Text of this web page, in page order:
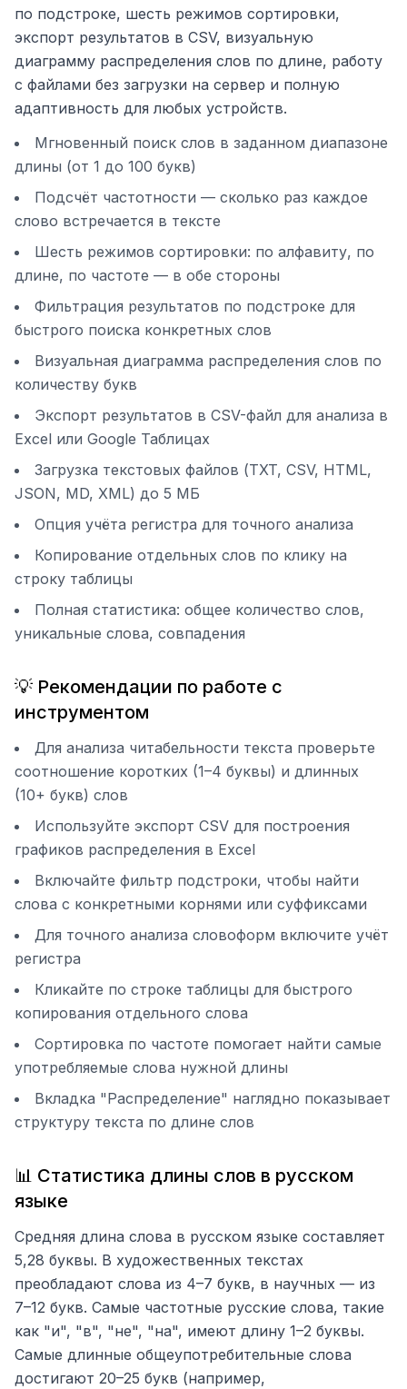
по подстроке, шесть режимов сортировки,
экспорт результатов в CSV, визуальную
диаграмму распределения слов по длине, работу
с файлами без загрузки на сервер и полную
адаптивность для любых устройств.
Мгновенный поиск слов в заданном диапазоне
длины (от 1 до 100 букв)
Подсчёт частотности — сколько раз каждое
слово встречается в тексте
Шесть режимов сортировки: по алфавиту, по
длине, по частоте — в обе стороны
Фильтрация результатов по подстроке для
быстрого поиска конкретных слов
Визуальная диаграмма распределения слов по
количеству букв
Экспорт результатов в CSV-файл для анализа в
Excel или Google Таблицах
Загрузка текстовых файлов (TXT, CSV, HTML,
JSON, MD, XML) до 5 МБ
Опция учёта регистра для точного анализа
Копирование отдельных слов по клику на
строку таблицы
Полная статистика: общее количество слов,
уникальные слова, совпадения
💡 Рекомендации по работе с
инструментом
Для анализа читабельности текста проверьте
соотношение коротких (1–4 буквы) и длинных
(10+ букв) слов
Используйте экспорт CSV для построения
графиков распределения в Excel
Включайте фильтр подстроки, чтобы найти
слова с конкретными корнями или суффиксами
Для точного анализа словоформ включите учёт
регистра
Кликайте по строке таблицы для быстрого
копирования отдельного слова
Сортировка по частоте помогает найти самые
употребляемые слова нужной длины
Вкладка "Распределение" наглядно показывает
структуру текста по длине слов
📊 Статистика длины слов в русском
языке
Средняя длина слова в русском языке составляет
5,28 буквы. В художественных текстах
преобладают слова из 4–7 букв, в научных — из
7–12 букв. Самые частотные русские слова, такие
как "и", "в", "не", "на", имеют длину 1–2 буквы.
Самые длинные общеупотребительные слова
достигают 20–25 букв (например,